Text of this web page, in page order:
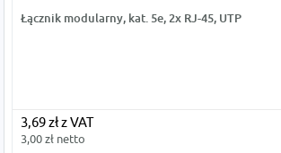
Łącznik modularny, kat. 5e, 2x RJ-45, UTP
3,69 zł z VAT
3,00 zł netto